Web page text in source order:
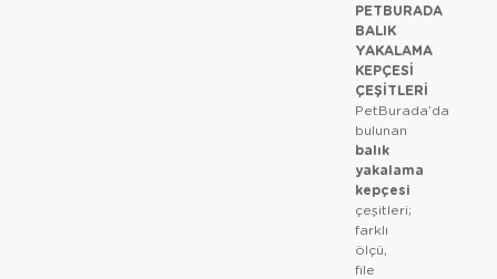
PETBURADA
BALIK
YAKALAMA
KEPÇESI
ÇEŞITLERI
PetBurada’da
bulunan
balık
yakalama
kepçesi
çeşitleri;
farklı
ölçü,
file